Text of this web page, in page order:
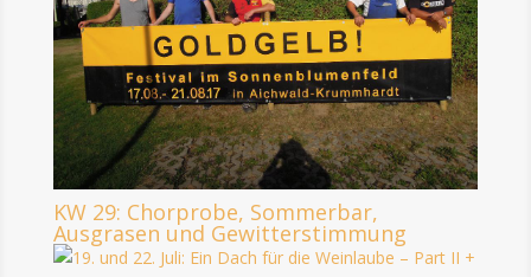
KW 29: Chorprobe, Sommerbar,
Ausgrasen und Gewitterstimmung